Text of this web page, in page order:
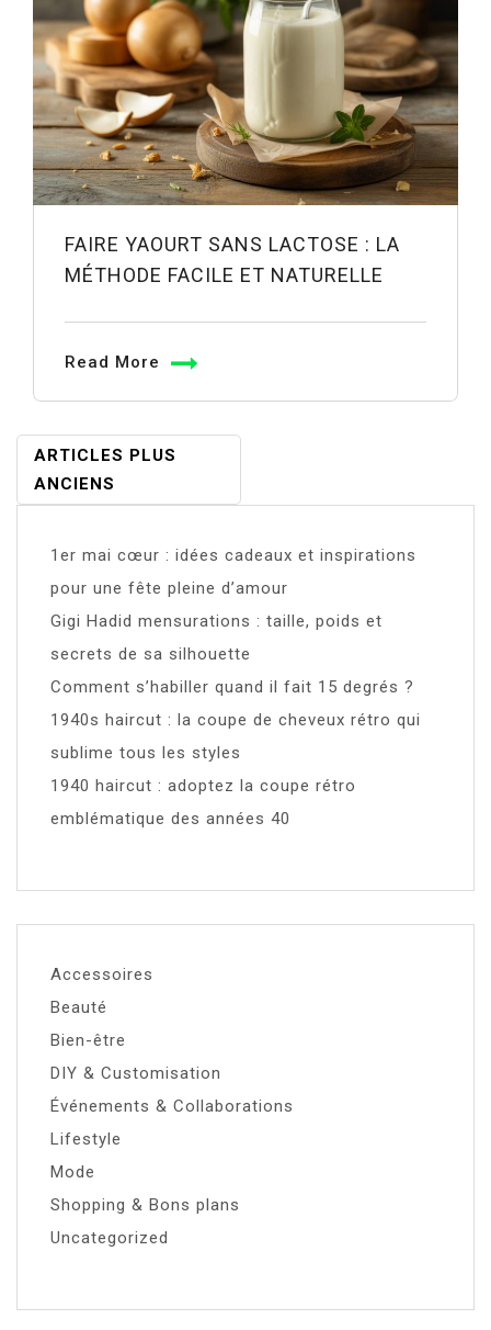
FAIRE YAOURT SANS LACTOSE : LA
MÉTHODE FACILE ET NATURELLE
Read More
Navigation
Des
Articles
ARTICLES PLUS
ANCIENS
1er mai cœur : idées cadeaux et inspirations
pour une fête pleine d’amour
Gigi Hadid mensurations : taille, poids et
secrets de sa silhouette
Comment s’habiller quand il fait 15 degrés ?
1940s haircut : la coupe de cheveux rétro qui
sublime tous les styles
1940 haircut : adoptez la coupe rétro
emblématique des années 40
Accessoires
Beauté
Bien-être
DIY & Customisation
Événements & Collaborations
Lifestyle
Mode
Shopping & Bons plans
Uncategorized